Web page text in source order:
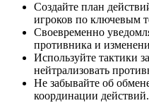
Создайте план
игроков по ключевым
Своевременно
противника и
Используйте тактики
нейтрализовать
Не забывайте об
координации действий.